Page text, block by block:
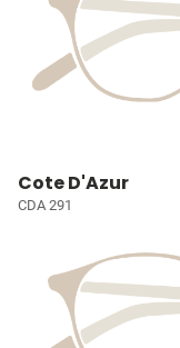
Cote D'Azur
CDA 291